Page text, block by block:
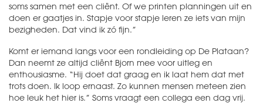
soms samen met een cliënt. Of we printen planningen uit en
doen er gaatjes in. Stapje voor stapje leren ze iets van mijn
bezigheden. Dat vind ik zó fijn.”
Komt er iemand langs voor een rondleiding op De Plataan?
Dan neemt ze altijd cliënt Bjorn mee voor uitleg en
enthousiasme. “Hij doet dat graag en ik laat hem dat met
trots doen. Ik loop ernaast. Zo kunnen mensen meteen zien
hoe leuk het hier is.” Soms vraagt een collega een dag vrij.